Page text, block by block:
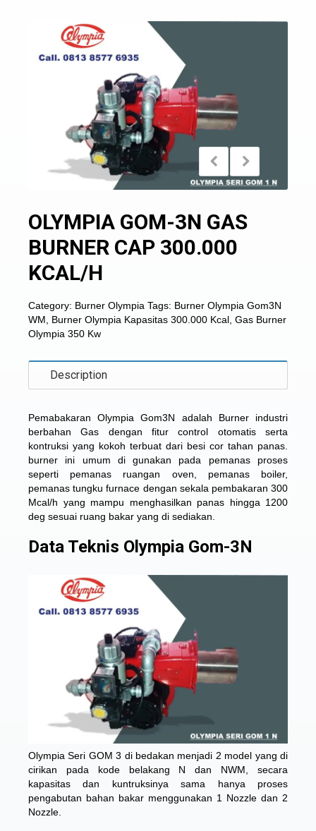
OLYMPIA GOM-3N GAS
BURNER CAP 300.000
KCAL/H
Category: Burner Olympia Tags: Burner Olympia Gom3N
WM
Burner Olympia Kapasitas 300.000 Kcal Gas Burner
Olympia 350 Kw
Description
Pemabakaran Olympia Gom3N adalah Burner industri
berbahan Gas dengan fitur control otomatis serta
kontruksi yang kokoh terbuat dari besi cor tahan panas.
burner ini umum di gunakan pada pemanas proses
seperti pemanas ruangan oven, pemanas boiler,
pemanas tungku furnace dengan sekala pembakaran 300
Mcal/h yang mampu menghasilkan panas hingga 1200
deg sesuai ruang bakar yang di sediakan.
Data Teknis Olympia Gom-3N
Olympia Seri GOM 3 di bedakan menjadi 2 model yang di
cirikan pada kode belakang N dan NWM, secara
kapasitas dan kuntruksinya sama hanya proses
pengabutan bahan bakar menggunakan 1 Nozzle dan 2
Nozzle.